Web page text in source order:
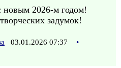
новым 2026-м годом!
задумок!
03.01.2026 07:37
•